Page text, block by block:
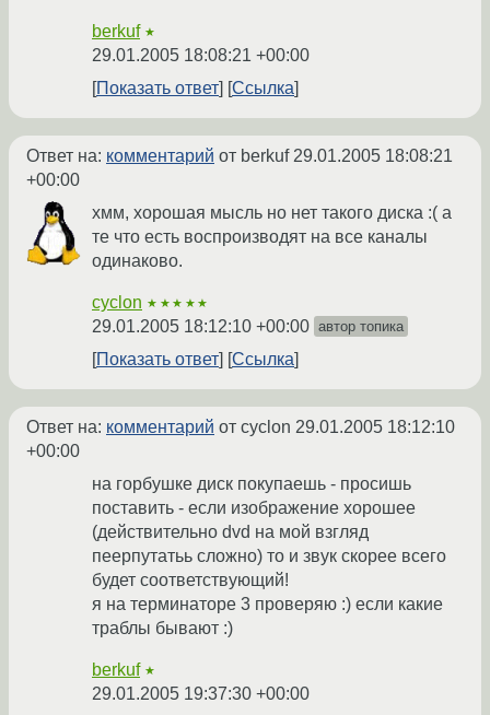
berkuf ★
29.01.2005 18:08:21 +00:00
Показать ответ
Ссылка
Ответ на: комментарий от berkuf 29.01.2005 18:08:21
+00:00
хмм, хорошая мысль но нет такого диска :( а
те что есть воспроизводят на все каналы
одинаково.
cyclon ★★★★★
29.01.2005 18:12:10 +00:00 автор топика
Показать ответ Ссылка
Ответ на: комментарий от cyclon 29.01.2005 18:12:10
+00:00
на горбушке диск покупаешь - просишь
поставить - если изображение хорошее
(действительно dvd на мой взгляд
пеерпутатьь сложно) то и звук скорее всего
будет соответствующий!
я на терминаторе 3 проверяю :) если какие
траблы бывают :)
berkuf ★
29.01.2005 19:37:30 +00:00